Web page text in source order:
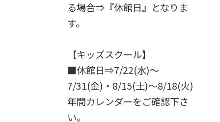
る場合⇒『休館日』となりま
す。
【キッズスクール】
■休館日⇒7/22(水)～
7/31(金)・8/15(土)～8/18(火)
年間カレンダーをご確認下さ
い。